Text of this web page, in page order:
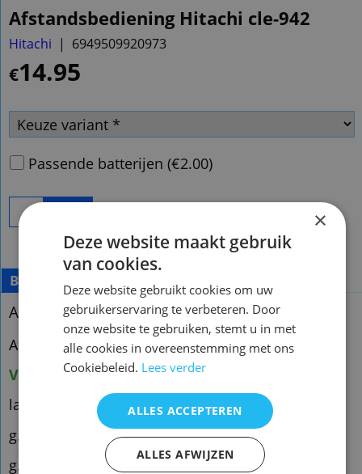
Afstandsbediening Hitachi cle-942
Hitachi 6949509920973
€14.95
Passende batterijen (€2.00)
Beschrijving
Afstandsbediening Hitachi cle-942
Afstandsbediening Hitachi cle-942
Voorraad origineel: 2
lal.qght2
g.qut34
g.qh16
×
Deze website maakt gebruik
van cookies.
Deze website gebruikt cookies om uw
gebruikerservaring te verbeteren. Door
onze website te gebruiken, stemt u in met
alle cookies in overeenstemming met ons
Cookiebeleid. Lees verder
ALLES ACCEPTEREN
ALLES AFWIJZEN